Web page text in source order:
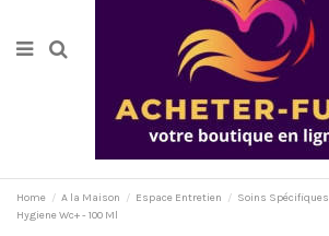
Home A la Maison Espace Entretien Soins Spécifiques
Hygiene Wc+ - 100 Ml